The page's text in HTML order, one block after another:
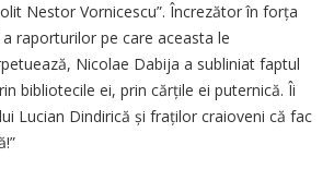
Nestor Vornicescu”. Încrezător în forța
raporturilor pe care aceasta le
Nicolae Dabija a subliniat faptul
bibliotecile ei, prin cărțile ei puternică. Îi
Lucian Dindirică și fraților craioveni că fac